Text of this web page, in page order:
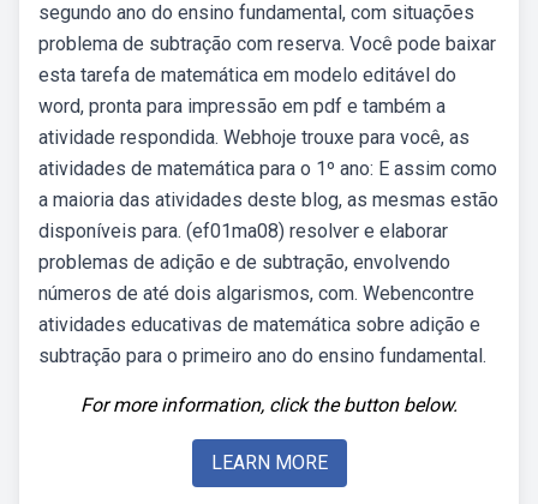
segundo ano do ensino fundamental, com situações
problema de subtração com reserva. Você pode baixar
esta tarefa de matemática em modelo editável do
word, pronta para impressão em pdf e também a
atividade respondida. Webhoje trouxe para você, as
atividades de matemática para o 1º ano: E assim como
a maioria das atividades deste blog, as mesmas estão
disponíveis para. (ef01ma08) resolver e elaborar
problemas de adição e de subtração, envolvendo
números de até dois algarismos, com. Webencontre
atividades educativas de matemática sobre adição e
subtração para o primeiro ano do ensino fundamental.
For more information, click the button below.
LEARN MORE